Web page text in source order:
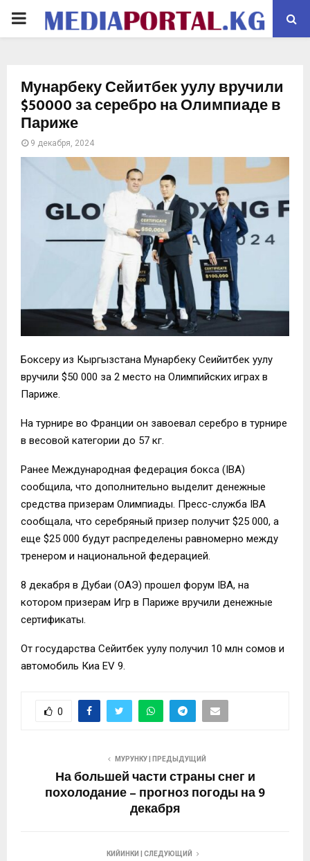
PRIMARY
Мунарбеку Сейитбек уулу вручили
$50000 за серебро на Олимпиаде в
Париже
9 декабря, 2024
Боксеру из Кыргызстана Мунарбеку Сеийитбек уулу
вручили $50 000 за 2 место на Олимпийских играх в
Париже.
На турнире во Франции он завоевал серебро в турнире
в весовой категории до 57 кг.
Ранее Международная федерация бокса (IBA)
сообщила, что дополнительно выделит денежные
средства призерам Олимпиады. Пресс-служба IBA
сообщала, что серебряный призер получит $25 000, а
еще $25 000 будут распределены равномерно между
тренером и национальной федерацией.
8 декабря в Дубаи (ОАЭ) прошел форум IBA, на
котором призерам Игр в Париже вручили денежные
сертификаты.
От государства Сейитбек уулу получил 10 млн сомов и
автомобиль Киа EV 9.
0
МУРУНКУ | ПРЕДЫДУЩИЙ
На большей части страны снег и
похолодание – прогноз погоды на 9
декабря
КИЙИНКИ | СЛЕДУЮЩИЙ